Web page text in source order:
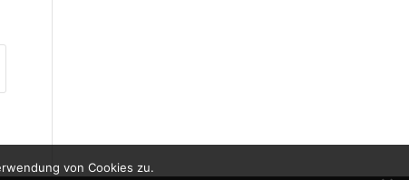
von Cookies zu.